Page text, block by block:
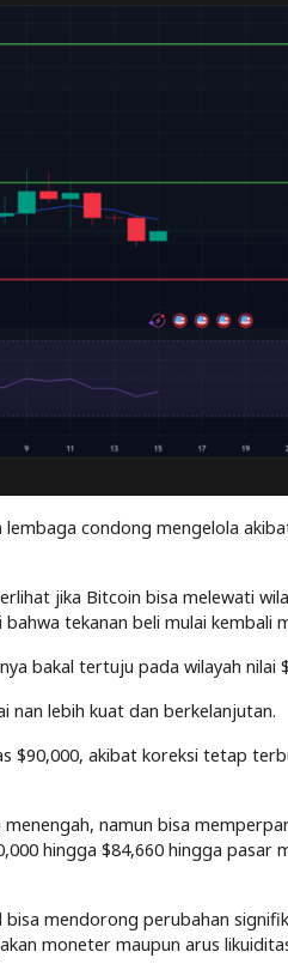
condong mengelola
jika Bitcoin bisa melewati
tekanan beli mulai kembali
bakal tertuju pada wilayah nilai
nan lebih kuat dan berkelanjutan.
$90,000, akibat koreksi tetap
namun bisa
hingga $84,660 hingga pasar
mendorong perubahan
moneter maupun arus